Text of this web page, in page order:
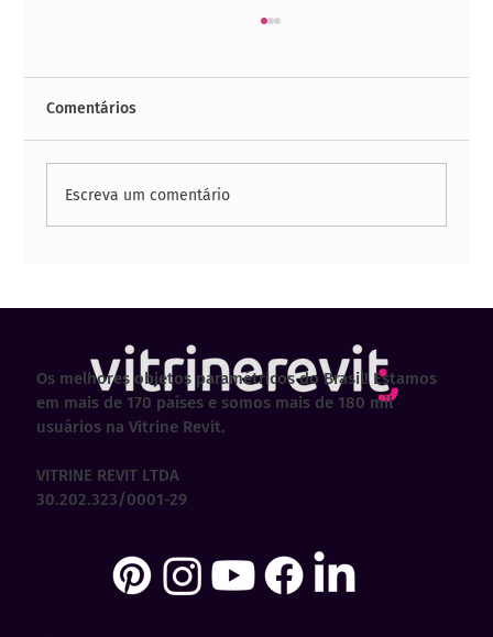
Comentários
Escreva um comentário
Os melhores objetos paramétricos do Brasil! Estamos
em mais de 170 países e somos mais de 180 mil
usuários na Vitrine Revit.
VITRINE REVIT LTDA
30.202.323/0001-29